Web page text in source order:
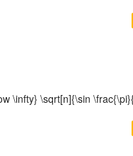
\infty} \sqrt[n]{\sin